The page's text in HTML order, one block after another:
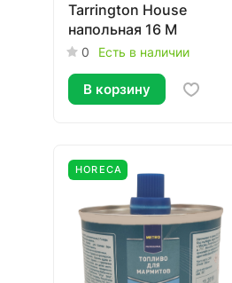
Tarrington House
напольная 16 М
0 Есть в наличии
В корзину
HORECA